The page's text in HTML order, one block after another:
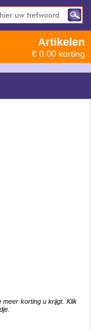
Artikelen
€ 0.00 korting
meer korting u krijgt. Klik